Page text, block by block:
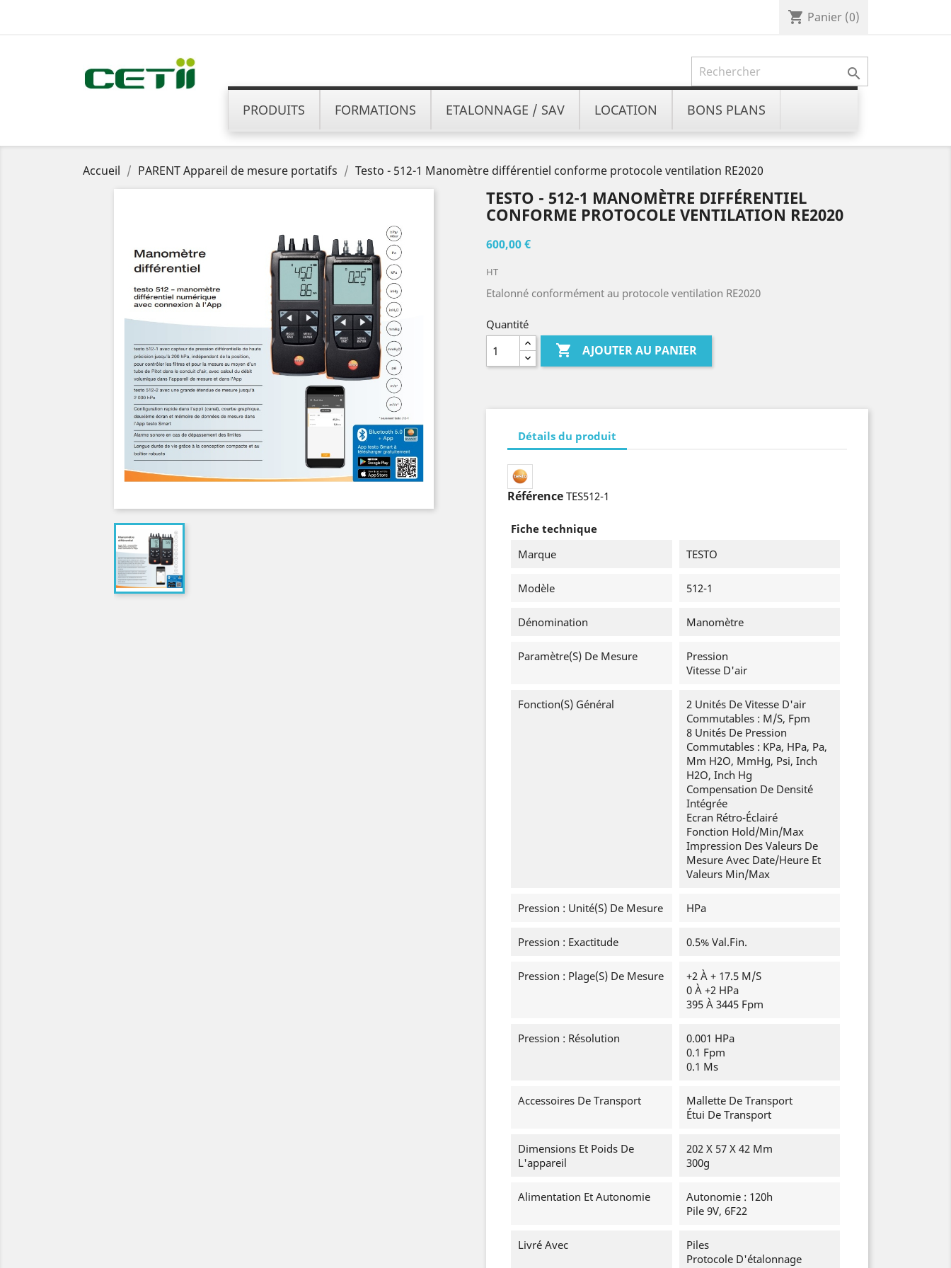
shopping_cart Panier (0)

PRODUITS FORMATIONS ETALONNAGE / SAV LOCATION BONS PLANS
Accueil PARENT Appareil de mesure portatifs Testo - 512-1 Manomètre différentiel conforme protocole ventilation RE2020
TESTO - 512-1 MANOMÈTRE DIFFÉRENTIEL
CONFORME PROTOCOLE VENTILATION RE2020
600,00 €
HT
Etalonné conformément au protocole ventilation RE2020
Quantité
 AJOUTER AU PANIER
Détails du produit
Référence TES512-1
Fiche technique
Marque
TESTO
Modèle 512-1
Dénomination Manomètre
Paramètre(s) De Mesure
Pression
Vitesse D'air
Fonction(s) Général
2 Unités De Vitesse D'air
Commutables : M/s, Fpm
8 Unités De Pression
Commutables : KPa, HPa, Pa,
Mm H2O, MmHg, Psi, Inch
H2O, Inch Hg
Compensation De Densité
Intégrée
Ecran Rétro-Éclairé
Fonction Hold/min/max
Impression Des Valeurs De
Mesure Avec Date/heure Et
Valeurs Min/Max
Pression : Unité(s) De Mesure HPa
Pression : Exactitude 0.5% Val.fin.
Pression : Plage(s) De Mesure
+2 À + 17.5 M/s
0 À +2 HPa
395 À 3445 Fpm
Pression : Résolution
0.001 HPa
0.1 Fpm
0.1 Ms
Accessoires De Transport
Mallette De Transport
Étui De Transport
Dimensions Et Poids De
L'appareil
202 X 57 X 42 Mm
300g
Alimentation Et Autonomie
Autonomie : 120h
Pile 9V, 6F22
Livré Avec
Piles
Protocole D'étalonnage